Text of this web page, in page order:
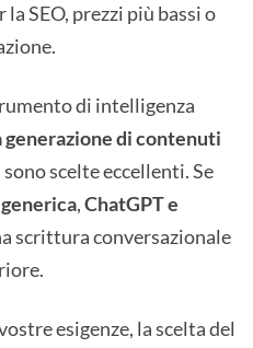
SEO, prezzi più bassi o
di intelligenza
generazione di contenuti
sono scelte eccellenti. Se
,ChatGPT e
scrittura conversazionale
esigenze, la scelta del